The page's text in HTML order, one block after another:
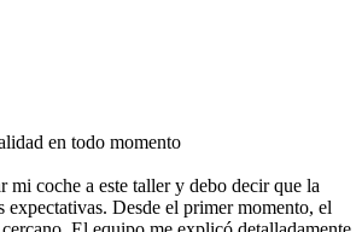
en todo momento
mi coche a este taller y debo decir que la
expectativas. Desde el primer momento, el